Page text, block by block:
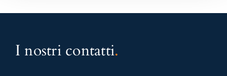
I nostri contatti.